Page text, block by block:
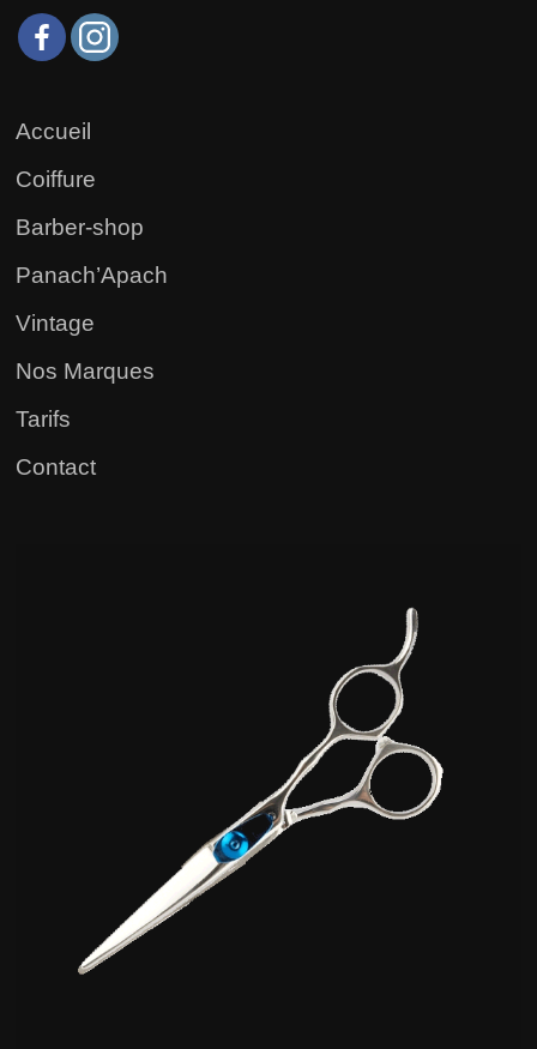
Accueil
Coiffure
Barber-shop
Panach’Apach
Vintage
Nos Marques
Tarifs
Contact